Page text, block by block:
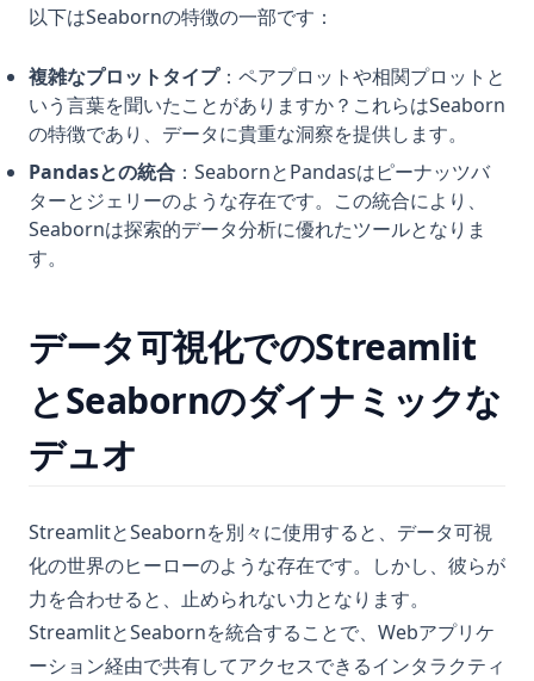
以下はSeabornの特徴の一部です：
複雑なプロットタイプ：ペアプロットや相関プロットと
いう言葉を聞いたことがありますか？これらはSeaborn
の特徴であり、データに貴重な洞察を提供します。
Pandasとの統合 ：SeabornとPandasはピーナッツバ
ターとジェリーのような存在です。この統合により、
Seabornは探索的データ分析に優れたツールとなりま
す。
データ可視化でのStreamlit
とSeabornのダイナミックな
デュオ
StreamlitとSeabornを別々に使用すると、データ可視
化の世界のヒーローのような存在です。しかし、彼らが
力を合わせると、止められない力となります。
StreamlitとSeabornを統合することで、Webアプリケ
ーション経由で共有してアクセスできるインタラクティ